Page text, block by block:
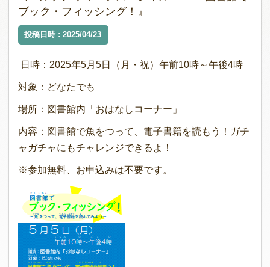
ブック・フィッシング！』
投稿日時 : 2025/04/23
日時：2025年5月5日（月・祝）午前10時～午後4時
対象：どなたでも
場所：図書館内「おはなしコーナー」
内容：図書館で魚をつって、電子書籍を読もう！ガチ
ャガチャにもチャレンジできるよ！
※参加無料、お申込みは不要です。